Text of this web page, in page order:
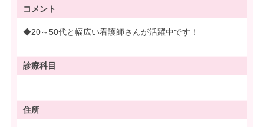
コメント
◆20～50代と幅広い看護師さんが活躍中です！
診療科目
住所